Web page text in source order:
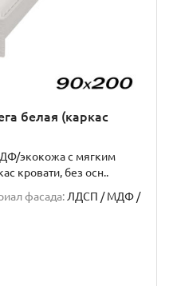
белая (каркас
экокожа с мягким
кровати, без осн..
фасада: ЛДСП / МДФ /